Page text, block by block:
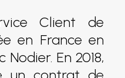
Client de
en France en
En 2018,